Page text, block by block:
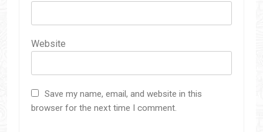
Website
Save my name, email, and website in this
browser for the next time I comment.